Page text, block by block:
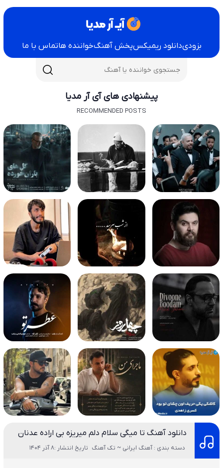
بزودیدانلود ریمیکسپخش آهنگخواننده هاتماس با ما
پیشنهادی های آی آر مدیا
RECOMMENDED POSTS
دانلود آهنگ تا میگی سلام دلم میریزه بی اراده عدنان
دسته بندی : آهنگ ایرانی ~ تک آهنگ تاریخ انتشار :8 آذر 1404